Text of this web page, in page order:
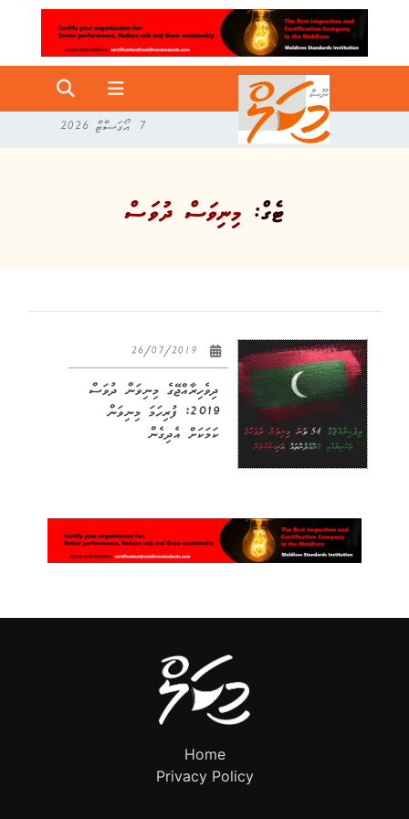
7 އޯގަސްޓް 2026
ޓެގް: މިނިވަސް ދުވަސް
ދިވެހިރާއްޖޭގެ މިނިވަން ދުވަސް
2019: ފުރިހަމަ މިނިވަން
ކަމަކަށް އެދިގެން
Home
Privacy Policy